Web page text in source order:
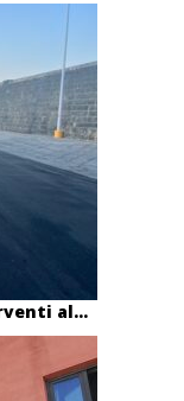
al...